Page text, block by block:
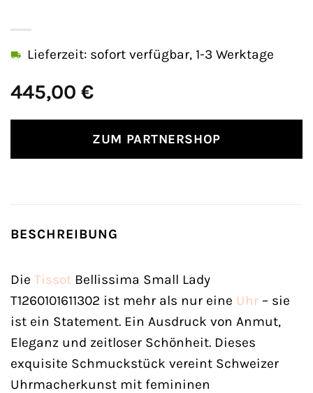
445,00 €
Lieferzeit: sofort verfügbar, 1-3 Werktage
ZUM PARTNERSHOP
BESCHREIBUNG
Die Tissot Bellissima Small Lady
T1260101611302 ist mehr als nur eine Uhr – sie
ist ein Statement. Ein Ausdruck von Anmut,
Eleganz und zeitloser Schönheit. Dieses
exquisite Schmuckstück vereint Schweizer
Uhrmacherkunst mit femininen